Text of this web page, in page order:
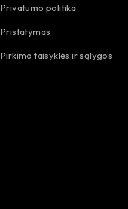
Privatumo politika
Pristatymas
Pirkimo taisyklės ir sąlygos